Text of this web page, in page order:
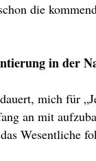
die
in der
mich für
an mit
Wesentliche